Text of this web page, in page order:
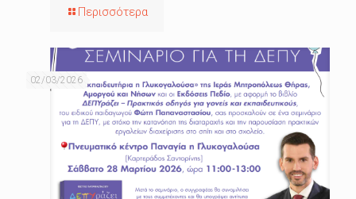
Περισσότερα
02/03/2026